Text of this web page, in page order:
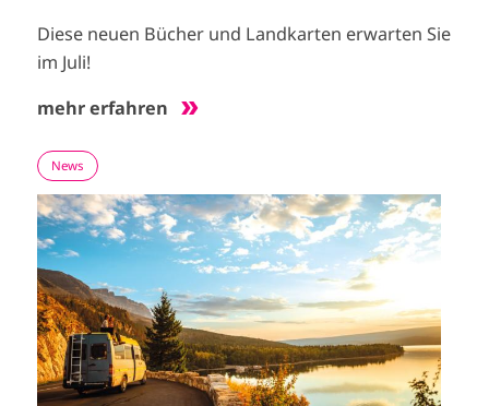
Diese neuen Bücher und Landkarten erwarten Sie
im Juli!
mehr erfahren
News
I
m
a
e